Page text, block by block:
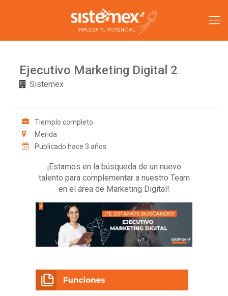
Ejecutivo Marketing Digital 2
Sistemex
Tiemplo completo
Merida
Publicado hace 3 años
¡Estamos en la búsqueda de un nuevo
talento para complementar a nuestro Team
en el área de Marketing Digital!